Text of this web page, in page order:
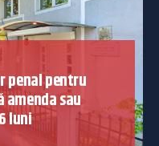
penal pentru
amenda sau
luni